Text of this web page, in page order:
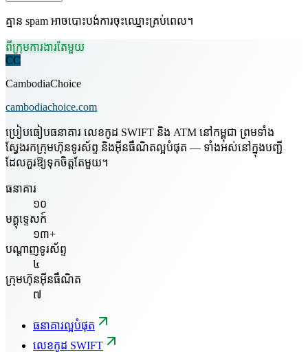
គ្មាន spam អាចបោះបង់ការចុះឈ្មោះគ្រប់ពេល។
ពីក្រុមការងារតែមួយ
CC
CambodiaChoice
cambodiachoice.com
ប្រៀបធៀបធនាគារ លេខកូដ SWIFT និង ATM នៅកម្ពុជា ព្រមទាំង
ស្វែងរកក្រុមហ៊ុនទូរស័ព្ទ និងអ៊ីនធឺណិតល្អបំផុត — ទាំងអស់នៅក្នុងបញ្ជី
ដែលគួរឱ្យទុកចិត្តតែមួយ។
ធនាគារ
១០
មគ្គុទ្ទេសក៍
១៣+
បណ្តាញទូរស័ព្ទ
៤
ក្រុមហ៊ុនអ៊ីនធឺណិត
៧
ធនាគារល្អបំផុត
លេខកូដ SWIFT